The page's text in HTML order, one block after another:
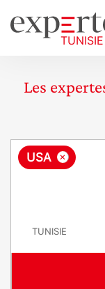
Les
R
ê
×
USA